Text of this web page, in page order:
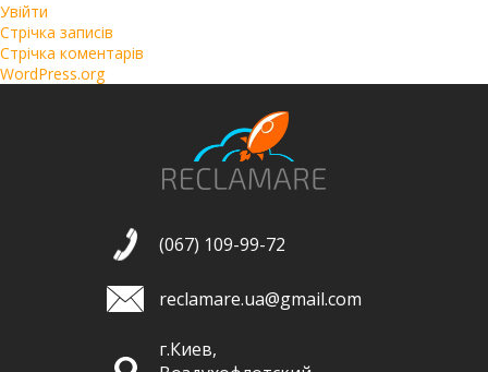
Увійти
Стрічка записів
Стрічка коментарів
WordPress.org
(067) 109-99-72
reclamare.ua@gmail.com
г.Киев,